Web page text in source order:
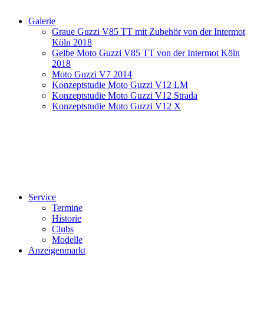
Galerie
Graue Guzzi V85 TT mit Zubehör von der Intermot
Köln 2018
Gelbe Moto Guzzi V85 TT von der Intermot Köln
2018
Moto Guzzi V7 2014
Konzeptstudie Moto Guzzi V12 LM
Konzeptstudie Moto Guzzi V12 Strada
Konzeptstudie Moto Guzzi V12 X
Service
Termine
Historie
Clubs
Modelle
Anzeigenmarkt